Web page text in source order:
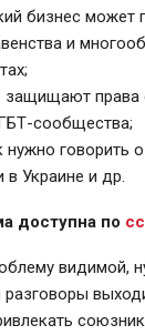
бизнес может
и
защищают права
сообщества;
нужно говорить
в Украине и др.
доступна по
видимой,
разговоры